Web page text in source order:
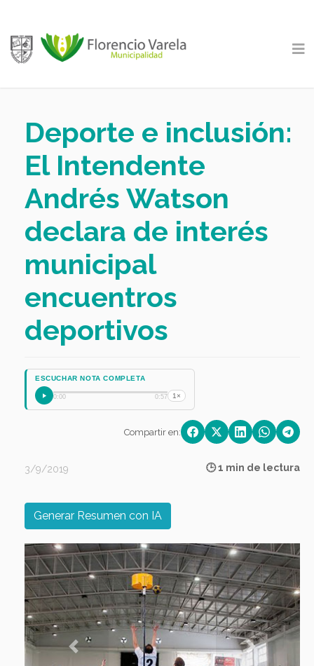
Deporte e inclusión:
El Intendente
Andrés Watson
declara de interés
municipal
encuentros
deportivos
ESCUCHAR NOTA COMPLETA
0:00 0:57 1×
Compartir en:
3/9/2019 🕒 1 min de lectura
Generar Resumen con IA
Previous Next